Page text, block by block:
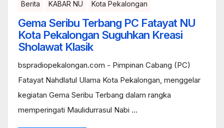
Berita KABAR NU Kota Pekalongan
Gema Seribu Terbang PC Fatayat NU
Kota Pekalongan Suguhkan Kreasi
Sholawat Klasik
bspradiopekalongan.com - Pimpinan Cabang (PC)
Fatayat Nahdlatul Ulama Kota Pekalongan, menggelar
kegiatan Gema Seribu Terbang dalam rangka
memperingati Maulidurrasul Nabi ...